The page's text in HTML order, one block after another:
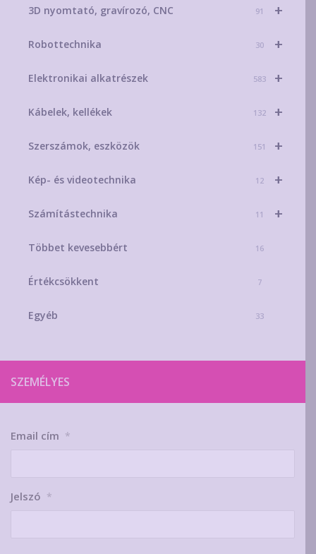
+
3D nyomtató, gravírozó, CNC 91
+
Robottechnika 30
+
Elektronikai alkatrészek 583
+
Kábelek, kellékek 132
+
Szerszámok, eszközök 151
+
Kép- és videotechnika 12
+
Számítástechnika 11
Többet kevesebbért 16
Értékcsökkent 7
Egyéb 33
SZEMÉLYES
Email cím *
Jelszó *